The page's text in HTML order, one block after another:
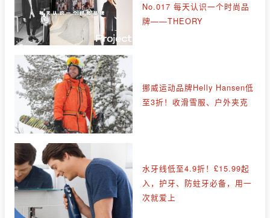
No.017 每天认识一个时尚品
牌——THEORY
挪威运动品牌Helly Hansen低
至3折！收滑雪服、户外夹克
水牙线低至4.9折！£15.99起
入，护牙、防蛀牙必备，用一
次就爱上